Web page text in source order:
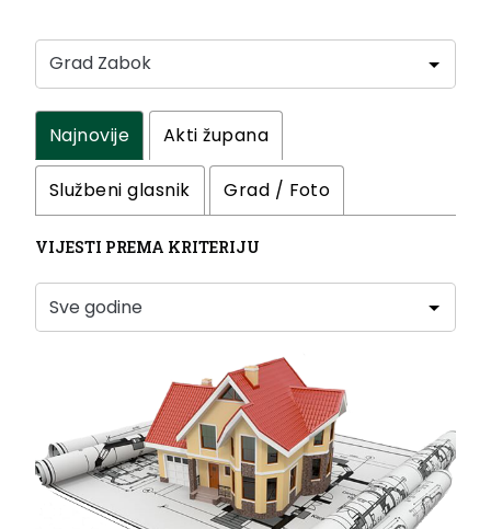
Najnovije Akti župana
Službeni glasnik Grad / Foto
VIJESTI PREMA KRITERIJU